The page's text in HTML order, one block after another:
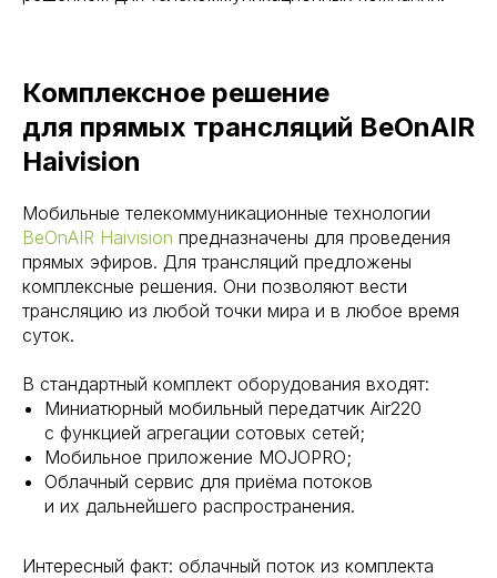
Комплексное решение
для прямых трансляций BeOnAIR
Haivision
Мобильные телекоммуникационные технологии
BeOnAIR Haivision предназначены для проведения
прямых эфиров. Для трансляций предложены
комплексные решения. Они позволяют вести
трансляцию из любой точки мира и в любое время
суток.
В стандартный комплект оборудования входят:
Миниатюрный мобильный передатчик Air220
с функцией агрегации сотовых сетей;
Мобильное приложение MOJOPRO;
Облачный сервис для приёма потоков
и их дальнейшего распространения.
Интересный факт: облачный поток из комплекта